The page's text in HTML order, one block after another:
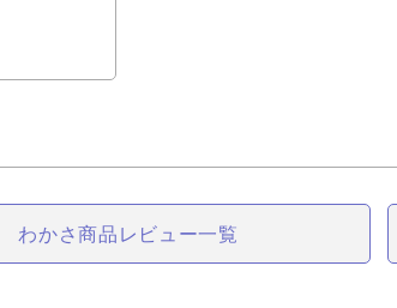
わかさ商品 レビュー一覧